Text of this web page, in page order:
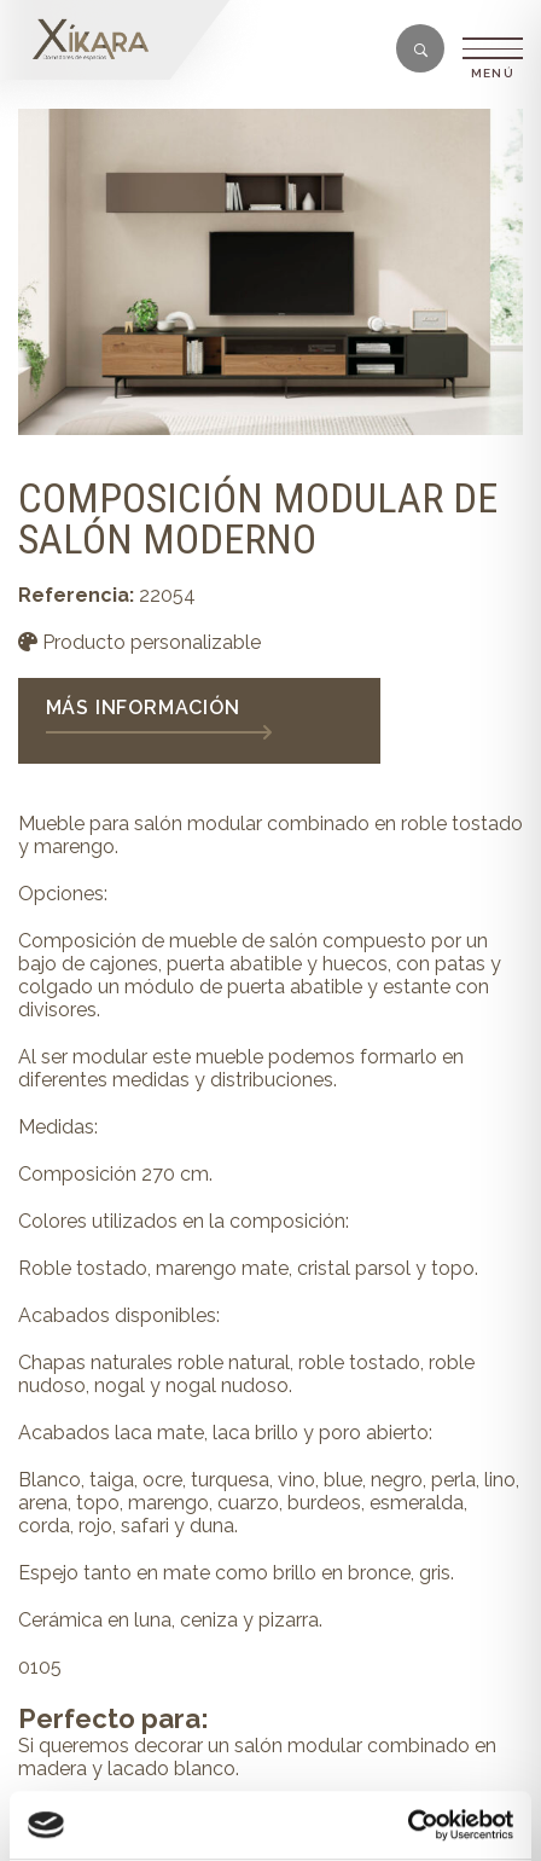
COMPOSICIÓN MODULAR DE
SALÓN MODERNO
Referencia: 22054
Producto personalizable
MÁS INFORMACIÓN
Mueble para salón modular combinado en roble tostado
y marengo.
Opciones:
Composición de mueble de salón compuesto por un
bajo de cajones, puerta abatible y huecos, con patas y
colgado un módulo de puerta abatible y estante con
divisores.
Al ser modular este mueble podemos formarlo en
diferentes medidas y distribuciones.
Medidas:
Composición 270 cm.
Colores utilizados en la composición:
Roble tostado, marengo mate, cristal parsol y topo.
Acabados disponibles:
Chapas naturales roble natural, roble tostado, roble
nudoso, nogal y nogal nudoso.
Acabados laca mate, laca brillo y poro abierto:
Blanco, taiga, ocre, turquesa, vino, blue, negro, perla, lino,
arena, topo, marengo, cuarzo, burdeos, esmeralda,
corda, rojo, safari y duna.
Espejo tanto en mate como brillo en bronce, gris.
Cerámica en luna, ceniza y pizarra.
0105
Perfecto para:
Si queremos decorar un salón modular combinado en
madera y lacado blanco.